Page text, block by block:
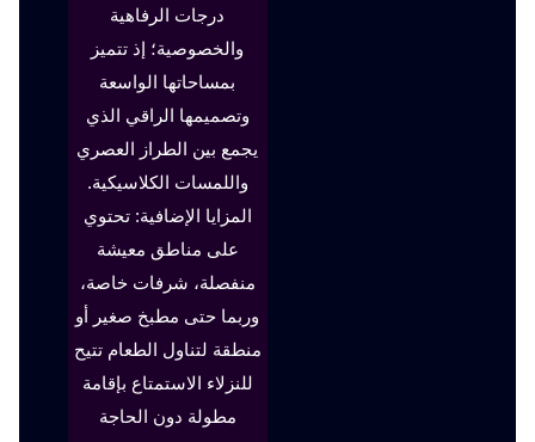
درجات الرفاهية
والخصوصية؛ إذ تتميز
بمساحاتها الواسعة
وتصميمها الراقي الذي
يجمع بين الطراز العصري
واللمسات الكلاسيكية.
المزايا الإضافية: تحتوي
على مناطق معيشة
منفصلة، شرفات خاصة،
وربما حتى مطبخ صغير أو
منطقة لتناول الطعام تتيح
للنزلاء الاستمتاع بإقامة
مطولة دون الحاجة